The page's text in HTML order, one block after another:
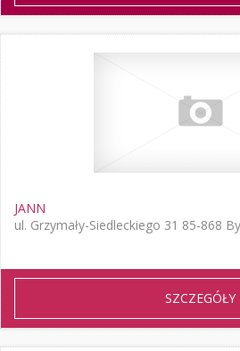
JANN
ul. Grzymały-Siedleckiego 31 85-868
SZCZEGÓŁY